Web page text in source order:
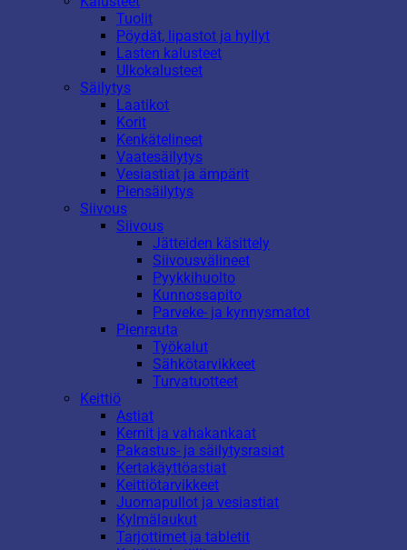
Tuolit
Pöydät, lipastot ja hyllyt
Lasten kalusteet
Ulkokalusteet
Säilytys
Laatikot
Korit
Kenkätelineet
Vaatesäilytys
Vesiastiat ja ämpärit
Piensäilytys
Siivous
Siivous
Jätteiden käsittely
Siivousvälineet
Pyykkihuolto
Kunnossapito
Parveke- ja kynnysmatot
Pienrauta
Työkalut
Sähkötarvikkeet
Turvatuotteet
Keittiö
Astiat
Kernit ja vahakankaat
Pakastus- ja säilytysrasiat
Kertakäyttöastiat
Keittiötarvikkeet
Juomapullot ja vesiastiat
Kylmälaukut
Tarjottimet ja tabletit